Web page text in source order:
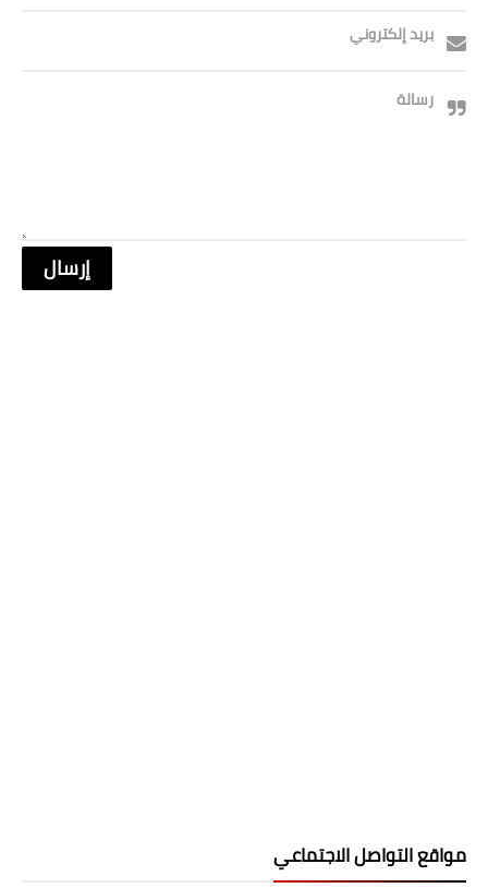
بريد إلكتروني
رسالة
مواقع التواصل الاجتماعي